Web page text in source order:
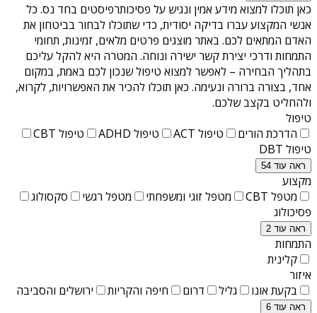
כאן תוכלו למצוא מידע אמין ונגיש על פסיכותרפיסטים בחד נס. כל
אנשי המקצוע עברו בדיקה יסודית, כדי שתוכלו לבחור בביטחון את
האדם המתאים לכם. באתר מוצגים פרטים מלאים, זמינות, תחומי
התמחות ודרכי יצירת קשר ישירה ונוחה. המטרה היא להקל עליכם
בתהליך הבחירה – לאפשר למצוא טיפול שנכון לכם באמת, במקום
אחד, בצורה ברורה ונעימה. כאן תוכלו להכיר את האפשרויות, לקרוא,
ולהחליט בקצב שלכם.
טיפול
הדרכת הורים
טיפול ACT טיפול ADHD
טיפול CBT
טיפול DBT
ראה עוד 54
מקצוע
מטפל CBT
מטפל זוגי ומשפחתי מטפל רגשי
סקסולוג
פסיכולוג
ראה עוד 2
התמחות
קלינית
איזור
בקעת אונו
גליל דרום חיפה והקריות ירושלים והסביבה
ראה עוד 6